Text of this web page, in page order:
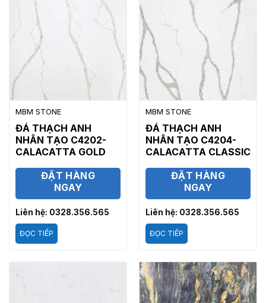
MBM STONE
ĐÁ THẠCH ANH
NHÂN TẠO C4202-
CALACATTA GOLD
ĐẶT HÀNG
NGAY
Liên hệ: 0328.356.565
ĐỌC TIẾP
MBM STONE
ĐÁ THẠCH ANH
NHÂN TẠO C4204-
CALACATTA CLASSIC
ĐẶT HÀNG
NGAY
Liên hệ: 0328.356.565
ĐỌC TIẾP